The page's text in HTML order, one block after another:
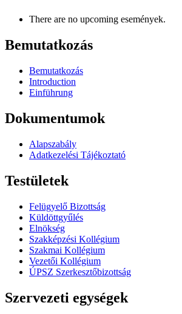
There are no upcoming események.
Bemutatkozás
Bemutatkozás
Introduction
Einführung
Dokumentumok
Alapszabály
Adatkezelési Tájékoztató
Testületek
Felügyelő Bizottság
Küldöttgyűlés
Elnökség
Szakképzési Kollégium
Szakmai Kollégium
Vezetői Kollégium
ÚPSZ Szerkesztőbizottság
Szervezeti egységek